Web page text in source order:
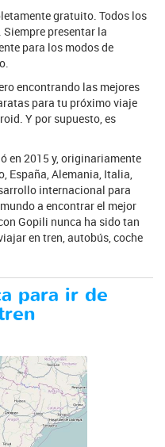
gratuito. Todos los
presentar la
para los modos de
encontrando las mejores
para tu próximo viaje
Y por supuesto, es
en 2015 y, originariamente
España, Alemania, Italia,
internacional para
a encontrar el mejor
Gopili nunca ha sido tan
en tren, autobús, coche
para ir de